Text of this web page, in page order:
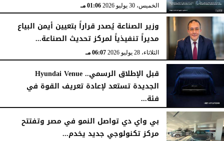
الخميس، 30 يوليو 2026 01:06 مـ
وزير الصناعة يُصدر قراراً بتعيين أيمن البياع
مديراً تنفيذياً لمركز تحديث الصناعة...
الثلاثاء، 28 يوليو 2026 06:07 مـ
قبل الإطلاق الرسمي.. Hyundai Venue
الجديدة تستعد لإعادة تعريف القوة في
فئة...
الثلاثاء، 28 يوليو 2026 12:28 مـ
بي واي دي تواصل النمو في مصر وتفتتح
مركز تكنولوجي جديد يخدم...